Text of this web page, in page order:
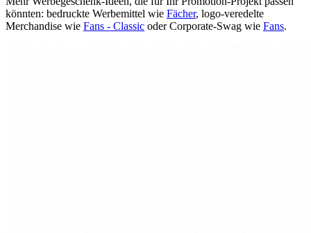
könnten: bedruckte Werbemittel wie Fächer, logo-veredelte
Merchandise wie Fans - Classic oder Corporate-Swag wie Fans.